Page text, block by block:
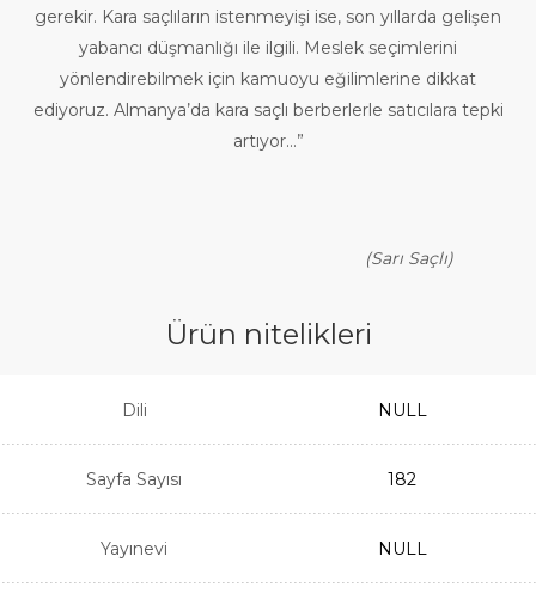
gerekir. Kara saçlıların istenmeyişi ise, son yıllarda gelişen
yabancı düşmanlığı ile ilgili. Meslek seçimlerini
yönlendirebilmek için kamuoyu eğilimlerine dikkat
ediyoruz. Almanya’da kara saçlı berberlerle satıcılara tepki
artıyor...”
(Sarı Saçlı)
Ürün nitelikleri
Dili NULL
Sayfa Sayısı 182
Yayınevi NULL